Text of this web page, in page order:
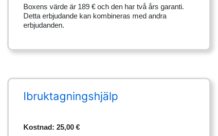
Boxens värde är 189 € och den har två års garanti.
Detta erbjudande kan kombineras med andra
erbjudanden.
Ibruktagningshjälp
Kostnad: 25,00 €